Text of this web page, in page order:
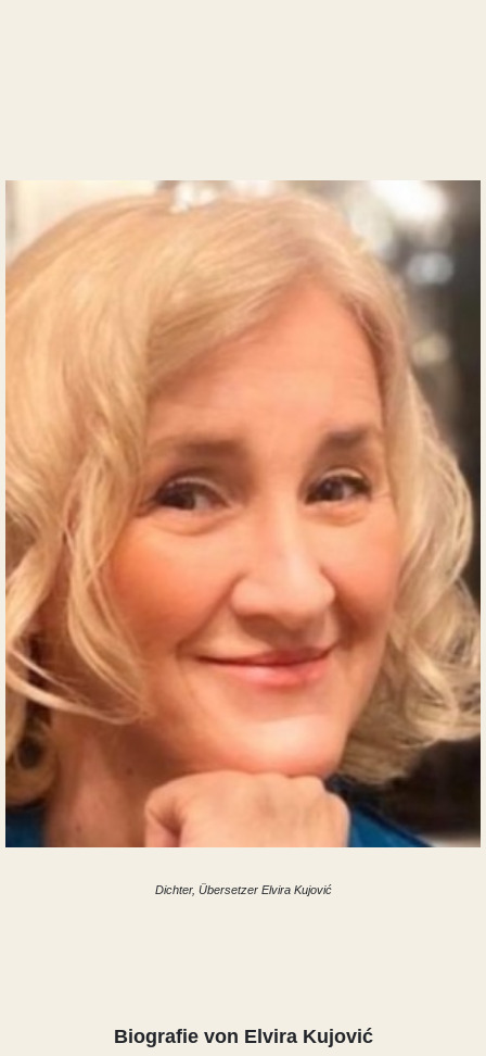
Dichter, Übersetzer Elvira Kujović
Biografie von Elvira Kujović